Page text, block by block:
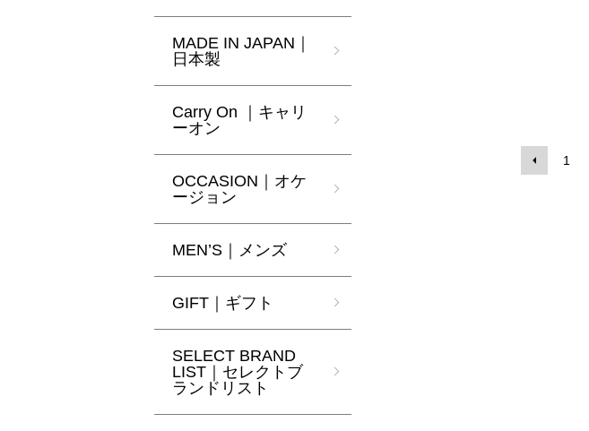
1
MADE IN JAPAN｜
日本製
Carry On ｜キャリ
ーオン
OCCASION｜オケ
ージョン
MEN’S｜メンズ
GIFT｜ギフト
SELECT BRAND
LIST｜セレクトブ
ランドリスト